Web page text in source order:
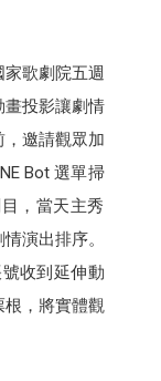
歌劇院五週
投影讓劇情
邀請觀眾加
Bot 選單掃
，當天主秀
演出排序。
收到延伸動
，將實體觀